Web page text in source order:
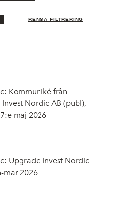
RENSA FILTRERING
Kommuniké från
Nordic AB (publ),
maj 2026
Upgrade Invest Nordic
mar 2026